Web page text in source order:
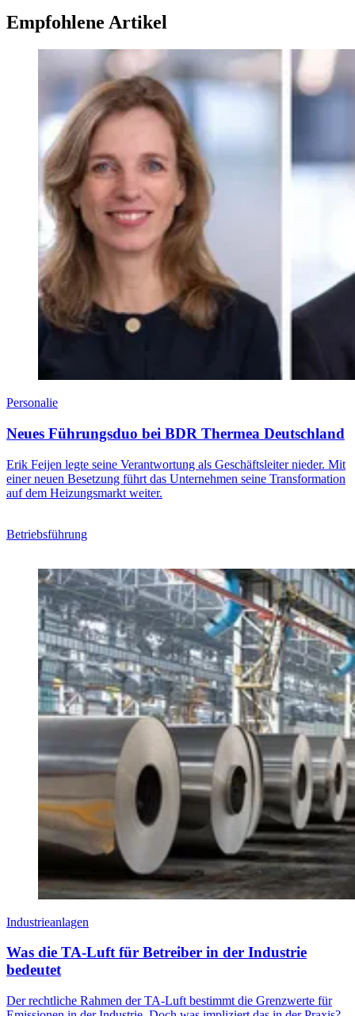
Empfohlene Artikel
Personalie
Neues Führungsduo bei BDR Thermea Deutschland
Erik Feijen legte seine Verantwortung als Geschäftsleiter nieder. Mit
einer neuen Besetzung führt das Unternehmen seine Transformation
auf dem Heizungsmarkt weiter.
Betriebsführung
Industrieanlagen
Was die TA-Luft für Betreiber in der Industrie
bedeutet
Der rechtliche Rahmen der TA-Luft bestimmt die Grenzwerte für